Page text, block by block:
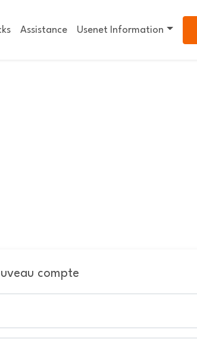
Assistance Usenet Information
compte